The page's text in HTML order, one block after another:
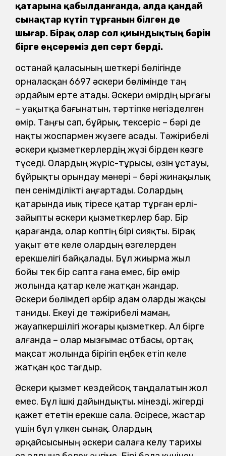
қатарына қабылданғанда, алда қандай
сынақтар күтіп тұрғанын білген де
шығар. Бірақ олар сол қиындықтың бәрін
бірге еңсереміз деп серт берді.
Қостанай қаласының шеткері бөлігінде
орналасқан 6697 әскери бөлімінде таң
әрдайым ерте атады. Әскери өмірдің ырғағы
– уақытқа бағынатын, тәртіпке негізделген
өмір. Таңғы сап, бұйрық, тексеріс – бәрі де
нақты жоспармен жүзеге асады. Тәжірибелі
әскери қызметкерлердің жүзі бірден көзге
түседі. Олардың жүріс-тұрысы, өзін ұстауы,
бұйрықты орындау мәнері – бәрі жинақылық
пен сенімділікті аңғартады. Солардың
қатарында иық тіресе қатар тұрған ерлі-
зайыпты әскери қызметкерлер бар. Бір
қарағанда, олар көптің бірі сияқты. Бірақ
уақыт өте келе олардың өзгелерден
ерекшелігі байқалады. Бұл жиырма жыл
бойы тек бір сапта ғана емес, бір өмір
жолында қатар келе жатқан жандар.
Әскери бөлімдегі әрбір адам оларды жақсы
таниды. Екеуі де тәжірибелі маман,
жауапкершілігі жоғары қызметкер. Ал бірге
алғанда – олар мызғымас отбасы, ортақ
мақсат жолында бірігіп еңбек етіп келе
жатқан қос тағдыр.
Әскери қызмет кездейсоқ таңдалатын жол
емес. Бұл ішкі дайындықты, мінезді, жігерді
қажет ететін ерекше сала. Әсіресе, жастар
үшін бұл үлкен сынақ. Олардың
әрқайсысының әскери салаға келу тарихы